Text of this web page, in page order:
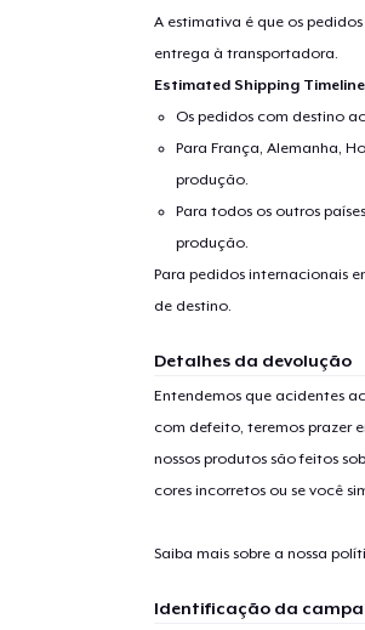
A estimativa é que os
entrega à transportadora.
Estimated Shipping
Os pedidos com destino
Para França, Alemanha,
produção.
Para todos os outros
produção.
Para pedidos internacionais
de destino.
Detalhes da devolução
Entendemos que acidentes
com defeito, teremos prazer
nossos produtos são feitos
cores incorretos ou se você
Saiba mais sobre a nossa
Identificação da